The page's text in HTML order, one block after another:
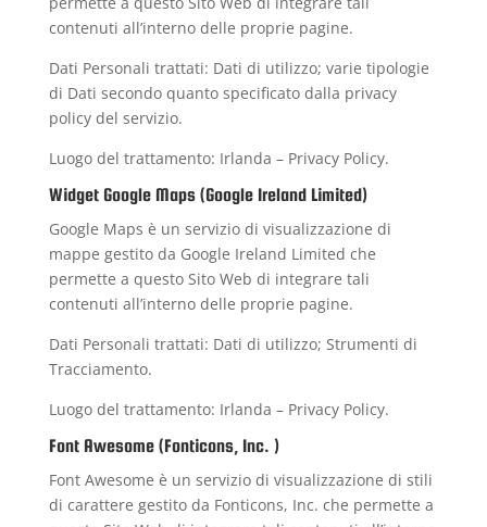
contenuti all’interno delle proprie pagine.
Dati Personali trattati: Dati di utilizzo; varie tipologie
di Dati secondo quanto specificato dalla privacy
policy del servizio.
Luogo del trattamento: Irlanda – Privacy Policy.
Widget Google Maps (Google Ireland Limited)
Google Maps è un servizio di visualizzazione di
mappe gestito da Google Ireland Limited che
permette a questo Sito Web di integrare tali
contenuti all’interno delle proprie pagine.
Dati Personali trattati: Dati di utilizzo; Strumenti di
Tracciamento.
Luogo del trattamento: Irlanda – Privacy Policy.
Font Awesome (Fonticons, Inc. )
Font Awesome è un servizio di visualizzazione di stili
di carattere gestito da Fonticons, Inc. che permette a